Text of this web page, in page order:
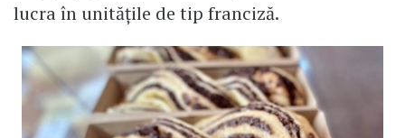
lucra în unitățile de tip franciză.